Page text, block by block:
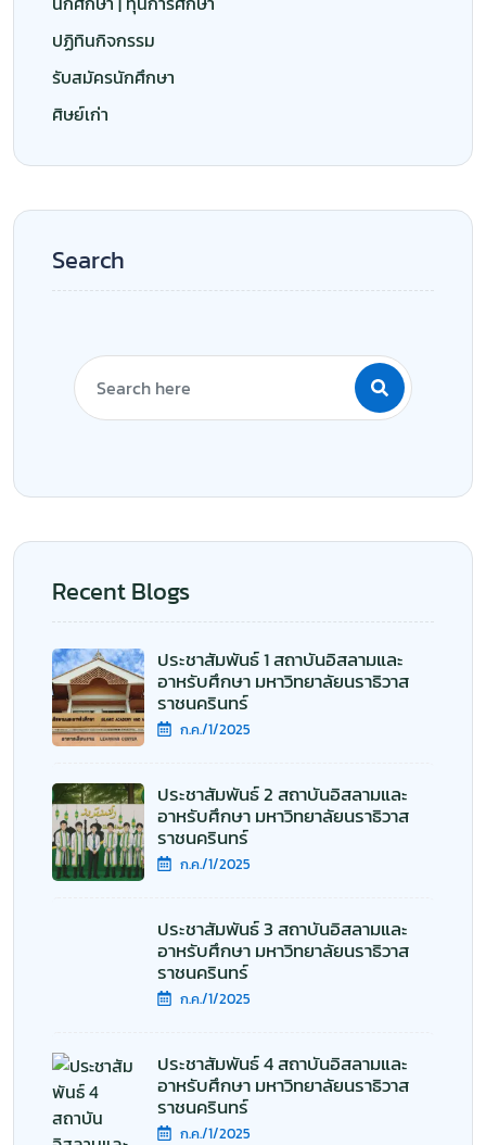
ปฏิทินกิจกรรม
รับสมัครนักศึกษา
ศิษย์เก่า
Search
Recent Blogs
ประชาสัมพันธ์ 1 สถาบันอิสลามและ
อาหรับศึกษา มหาวิทยาลัยนราธิวาส
ราชนครินทร์
ก.ค./1/2025
ประชาสัมพันธ์ 2 สถาบันอิสลามและ
อาหรับศึกษา มหาวิทยาลัยนราธิวาส
ราชนครินทร์
ก.ค./1/2025
ประชาสัมพันธ์ 3 สถาบันอิสลามและ
อาหรับศึกษา มหาวิทยาลัยนราธิวาส
ราชนครินทร์
ก.ค./1/2025
ประชาสัมพันธ์ 4 สถาบันอิสลามและ
อาหรับศึกษา มหาวิทยาลัยนราธิวาส
ราชนครินทร์
ก.ค./1/2025